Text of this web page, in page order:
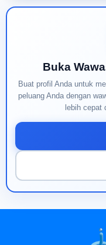
Buka
Buat profil Anda untuk
peluang Anda dengan
lebih cepat